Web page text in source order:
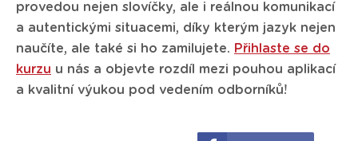
provedou nejen slovíčky, ale i reálnou komunikací
a autentickými situacemi, díky kterým jazyk nejen
naučíte, ale také si ho zamilujete. Přihlaste se do
kurzu u nás a objevte rozdíl mezi pouhou aplikací
a kvalitní výukou pod vedením odborníků!